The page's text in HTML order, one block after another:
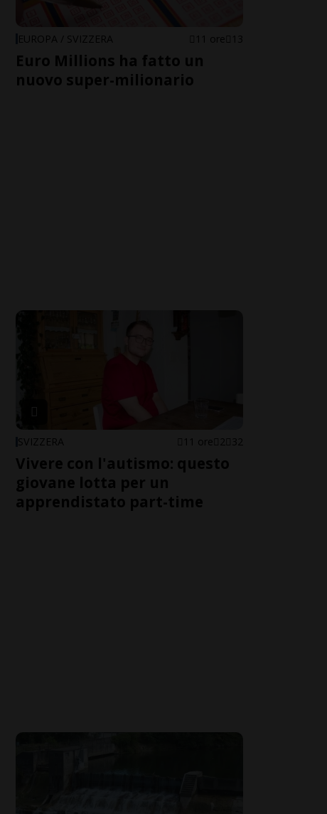
EUROPA / SVIZZERA 11 ore 13
Euro Millions ha fatto un
nuovo super-milionario
SVIZZERA 11 ore 2 32
Vivere con l'autismo: questo
giovane lotta per un
apprendistato part-time